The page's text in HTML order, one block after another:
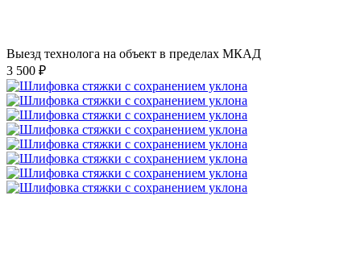
Выезд технолога на объект в пределах МКАД
3 500 ₽